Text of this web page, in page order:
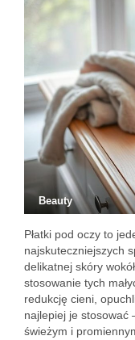
Beauty
Płatki pod oczy to
najskuteczniejszych
delikatnej skóry
stosowanie tych
redukcję cieni,
najlepiej je
świeżym i